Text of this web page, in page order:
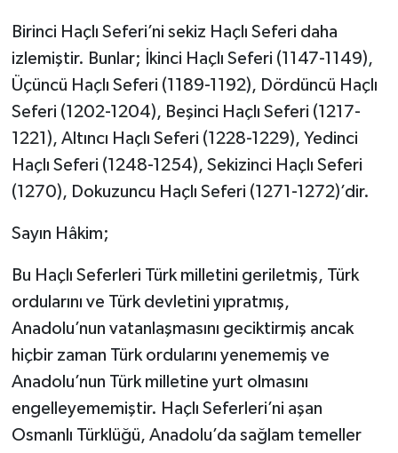
Birinci Haçlı Seferi’ni sekiz Haçlı Seferi daha
izlemiştir. Bunlar; İkinci Haçlı Seferi (1147-1149),
Üçüncü Haçlı Seferi (1189-1192), Dördüncü Haçlı
Seferi (1202-1204), Beşinci Haçlı Seferi (1217-
1221), Altıncı Haçlı Seferi (1228-1229), Yedinci
Haçlı Seferi (1248-1254), Sekizinci Haçlı Seferi
(1270), Dokuzuncu Haçlı Seferi (1271-1272)’dir.
Sayın Hâkim;
Bu Haçlı Seferleri Türk milletini geriletmiş, Türk
ordularını ve Türk devletini yıpratmış,
Anadolu’nun vatanlaşmasını geciktirmiş ancak
hiçbir zaman Türk ordularını yenememiş ve
Anadolu’nun Türk milletine yurt olmasını
engelleyememiştir. Haçlı Seferleri’ni aşan
Osmanlı Türklüğü, Anadolu’da sağlam temeller